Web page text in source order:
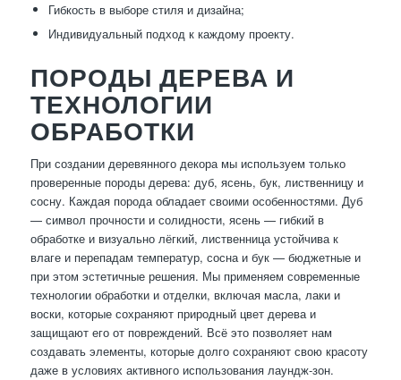
Гибкость в выборе стиля и дизайна;
Индивидуальный подход к каждому проекту.
ПОРОДЫ ДЕРЕВА И
ТЕХНОЛОГИИ
ОБРАБОТКИ
При создании деревянного декора мы используем только
проверенные породы дерева: дуб, ясень, бук, лиственницу и
сосну. Каждая порода обладает своими особенностями. Дуб
— символ прочности и солидности, ясень — гибкий в
обработке и визуально лёгкий, лиственница устойчива к
влаге и перепадам температур, сосна и бук — бюджетные и
при этом эстетичные решения. Мы применяем современные
технологии обработки и отделки, включая масла, лаки и
воски, которые сохраняют природный цвет дерева и
защищают его от повреждений. Всё это позволяет нам
создавать элементы, которые долго сохраняют свою красоту
даже в условиях активного использования лаундж-зон.